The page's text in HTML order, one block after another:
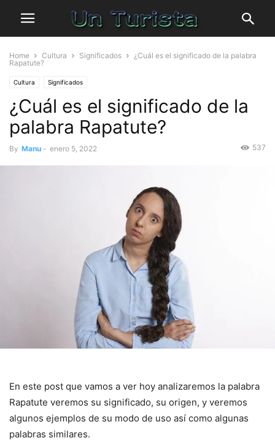
Home Cultura Significados
¿Cuál es el significado de la palabra
Rapatute?
Cultura Significados
¿Cuál es el significado de la
palabra Rapatute?
By Manu - enero 5, 2022 537
En este post que vamos a ver hoy analizaremos la palabra
Rapatute veremos su significado, su origen, y veremos
algunos ejemplos de su modo de uso así como algunas
palabras similares.